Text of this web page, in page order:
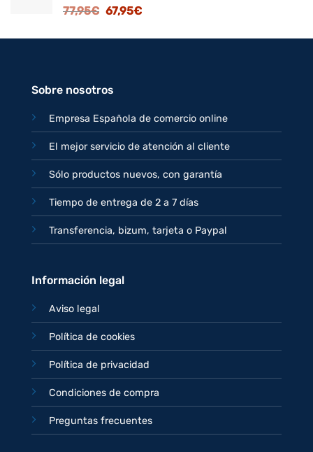
82,95€.
77,95€ El
original
67,95€El
actual
Sobre nosotros
Empresa Española de comercio online
El mejor servicio de atención al cliente
Sólo productos nuevos, con garantía
Tiempo de entrega de 2 a 7 días
Transferencia, bizum, tarjeta o Paypal
Información legal
Aviso legal
Política de cookies
Política de privacidad
Condiciones de compra
Preguntas frecuentes